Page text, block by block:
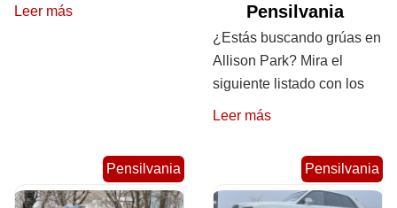
Leer más
Pensilvania
¿Estás buscando grúas en
Allison Park? Mira el
siguiente listado con los
Leer más
Pensilvania Pensilvania